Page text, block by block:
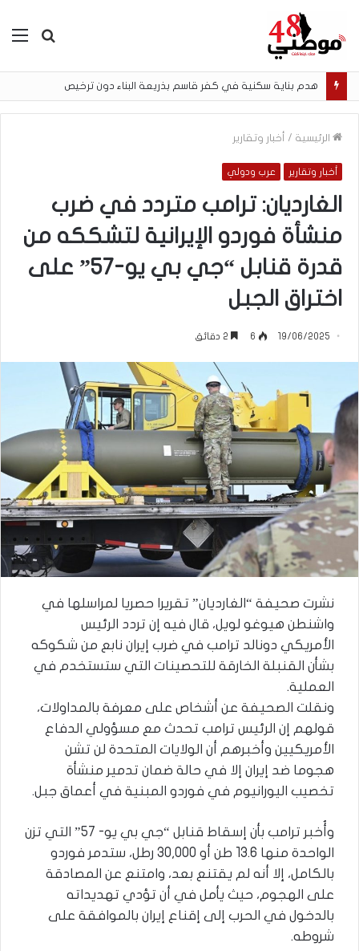
بحث
هدم بناية سكنية في كفر قاسم بذريعة البناء دون ترخيص
الرئيسية / أخبار وتقارير
أخبار وتقارير عرب ودولي
الغارديان: ترامب متردد في ضرب
منشأة فوردو الإيرانية لتشككه من
قدرة قنابل “جي بي يو-57” على
اختراق الجبل
19/06/2025
6
نشرت صحيفة “الغارديان” تقريرا حصريا لمراسلها في
واشنطن هيوغو لويل، قال فيه إن تردد الرئيس
الأمريكي دونالد ترامب في ضرب إيران نابع من شكوكه
بشأن القنبلة الخارقة للتحصينات التي ستستخدم في
العملية.
ونقلت الصحيفة عن أشخاص على معرفة بالمداولات،
قولهم إن الرئيس ترامب تحدث مع مسؤولي الدفاع
الأمريكيين وأخبرهم أن الولايات المتحدة لن تشن
هجوما ضد إيران إلا في حالة ضمان تدمير منشأة
تخصيب اليورانيوم في فوردو المبنية في أعماق جبل.
وأُخبر ترامب بأن إسقاط قنابل “جي بي يو- 57” التي تزن
الواحدة منها 13.6 طن أو 30,000 رطل، ستدمر فوردو
بالكامل، إلا أنه لم يقتنع بعد، وامتنع عن المصادقة
على الهجوم، حيث يأمل في أن تؤدي تهديداته
بالدخول في الحرب إلى إقناع إيران بالموافقة على
شروطه.